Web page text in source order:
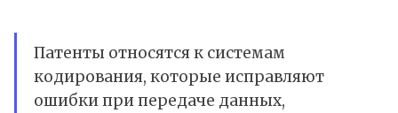
Патенты относятся к системам
кодирования, которые исправляют
ошибки при передаче данных,